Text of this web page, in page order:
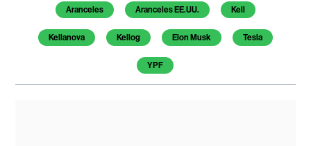
Aranceles Aranceles EE.UU. Kell
Kellanova Kellog Elon Musk Tesla
YPF